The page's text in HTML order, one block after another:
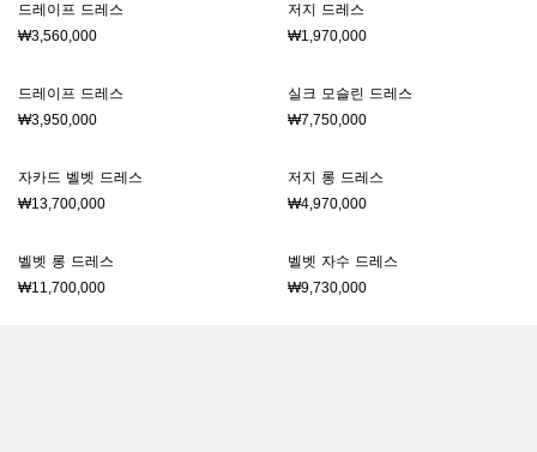
드레이프 드레스
₩3,560,000
저지 드레스
₩1,970,000
드레이프 드레스
₩3,950,000
실크 모슬린 드레스
₩7,750,000
자카드 벨벳 드레스
₩13,700,000
저지 롱 드레스
₩4,970,000
벨벳 롱 드레스
₩11,700,000
벨벳 자수 드레스
₩9,730,000